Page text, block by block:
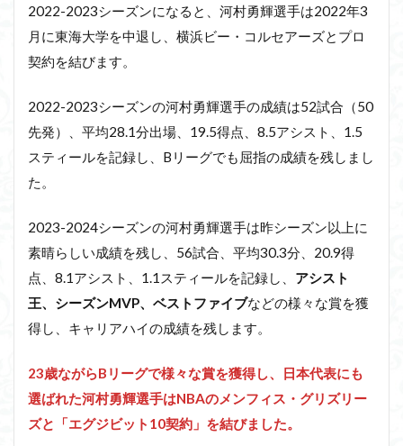
2022-2023シーズンになると、河村勇輝選手は2022年3
月に東海大学を中退し、横浜ビー・コルセアーズとプロ
契約を結びます。
2022-2023シーズンの河村勇輝選手の成績は52試合（50
先発）、平均28.1分出場、19.5得点、8.5アシスト、1.5
スティールを記録し、Bリーグでも屈指の成績を残しまし
た。
2023-2024シーズンの河村勇輝選手は昨シーズン以上に
素晴らしい成績を残し、56試合、平均30.3分、20.9得
点、8.1アシスト、1.1スティールを記録し、 アシスト
王、シーズンMVP、ベストファイブなどの様々な賞を獲
得し、キャリアハイの成績を残します。
23歳ながらBリーグで様々な賞を獲得し、日本代表にも
選ばれた河村勇輝選手はNBAのメンフィス・グリズリー
ズと「エグジビット10契約」を結びました。